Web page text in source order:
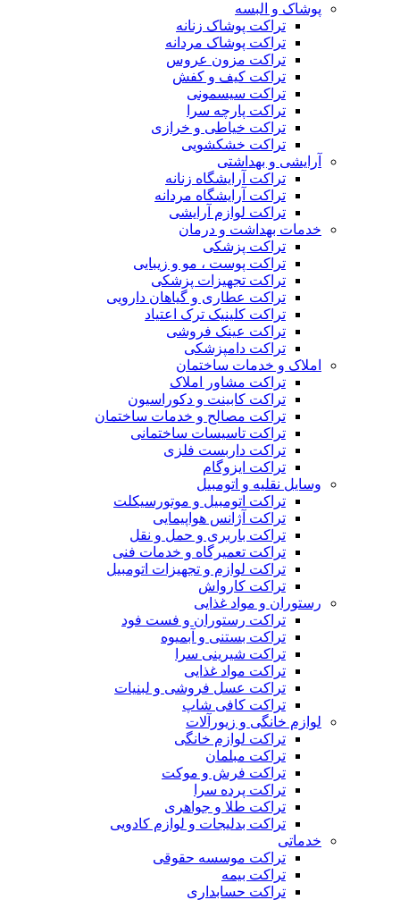
پوشاک و البسه
تراکت پوشاک زنانه
تراکت پوشاک مردانه
تراکت مزون عروس
تراکت کیف و کفش
تراکت سیسمونی
تراکت پارچه سرا
تراکت خیاطی و خرازی
تراکت خشکشویی
آرایشی و بهداشتی
تراکت آرایشگاه زنانه
تراکت آرایشگاه مردانه
تراکت لوازم آرایشی
خدمات بهداشت و درمان
تراکت پزشکی
تراکت پوست ، مو و زیبایی
تراکت تجهیزات پزشکی
تراکت عطاری و گیاهان دارویی
تراکت کلینیک ترک اعتیاد
تراکت عینک فروشی
تراکت دامپزشکی
املاک و خدمات ساختمان
تراکت مشاور املاک
تراکت کابینت و دکوراسیون
تراکت مصالح و خدمات ساختمان
تراکت تاسیسات ساختمانی
تراکت داربست فلزی
تراکت ایزوگام
وسایل نقلیه و اتومبیل
تراکت اتومبیل و موتورسیکلت
تراکت آژانس هواپیمایی
تراکت باربری و حمل و نقل
تراکت تعمیرگاه و خدمات فنی
تراکت لوازم و تجهیزات اتومبیل
تراکت کارواش
رستوران و مواد غذایی
تراکت رستوران و فست فود
تراکت بستنی و آبمیوه
تراکت شیرینی سرا
تراکت مواد غذایی
تراکت عسل فروشی و لبنیات
تراکت کافی شاپ
لوازم خانگی و زیورآلات
تراکت لوازم خانگی
تراکت مبلمان
تراکت فرش و موکت
تراکت پرده سرا
تراکت طلا و جواهری
تراکت بدلیجات و لوازم کادویی
خدماتی
تراکت موسسه حقوقی
تراکت بیمه
تراکت حسابداری